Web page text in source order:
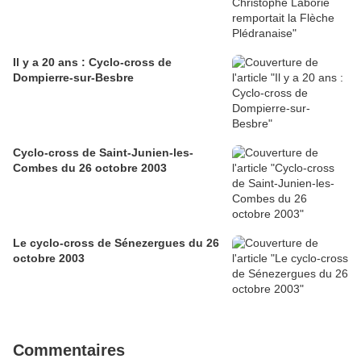
Il y a 20 ans : Cyclo-cross de
Dompierre-sur-Besbre
Cyclo-cross de Saint-Junien-les-
Combes du 26 octobre 2003
Le cyclo-cross de Sénezergues du 26
octobre 2003
Commentaires